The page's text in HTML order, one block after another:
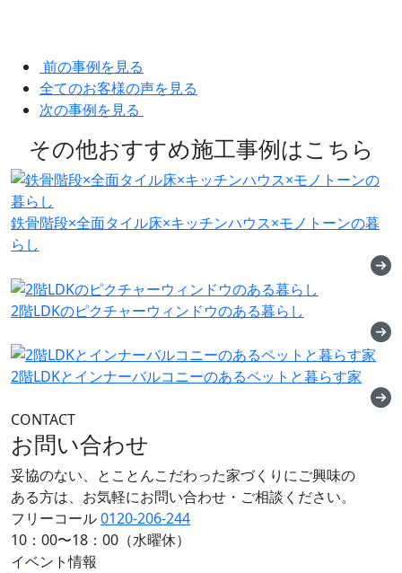
前の事例を見る
全てのお客様の声を見る
次の事例を見る
その他おすすめ施工事例はこちら
鉄骨階段×全面タイル床×キッチンハウス×モノトーンの暮
らし
2階LDKのピクチャーウィンドウのある暮らし
2階LDKとインナーバルコニーのあるペットと暮らす家
CONTACT
お問い合わせ
妥協のない、とことんこだわった家づくりにご興味の
ある方は、お気軽にお問い合わせ・ご相談ください。
フリーコール0120-206-244
10：00〜18：00（水曜休）
イベント情報